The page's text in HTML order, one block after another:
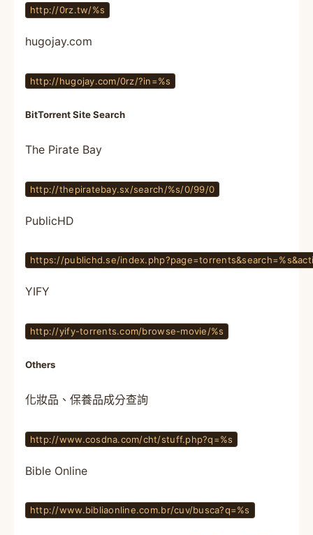
http://0rz.tw/%s
hugojay.com
http://hugojay.com/0rz/?in=%s
BitTorrent Site Search
The Pirate Bay
http://thepiratebay.sx/search/%s/0/99/0
PublicHD
https://publichd.se/
YIFY
http://yify-torrents.com/browse-movie/%s
Others
化妝品、保養品成分查詢
http://www.cosdna.com/cht/stuff.php?q=%s
Bible Online
http://www.bibliaonline.com.br/cuv/busca?q=%s